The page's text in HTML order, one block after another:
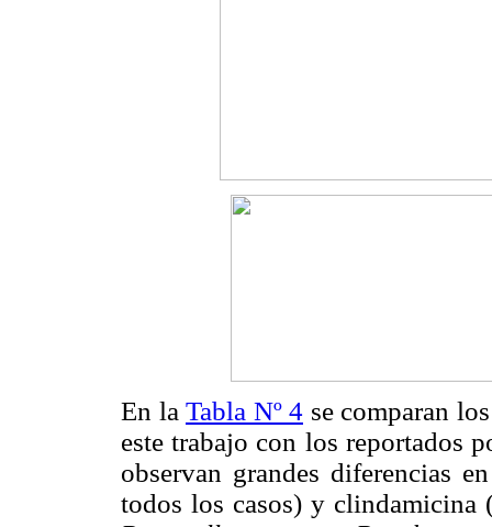
En la Tabla Nº 4 se comparan
este trabajo con los reportados
observan grandes diferencias
todos los casos) y